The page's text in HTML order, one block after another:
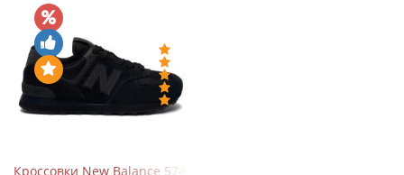
Кроссовки New Balance 574 All Black